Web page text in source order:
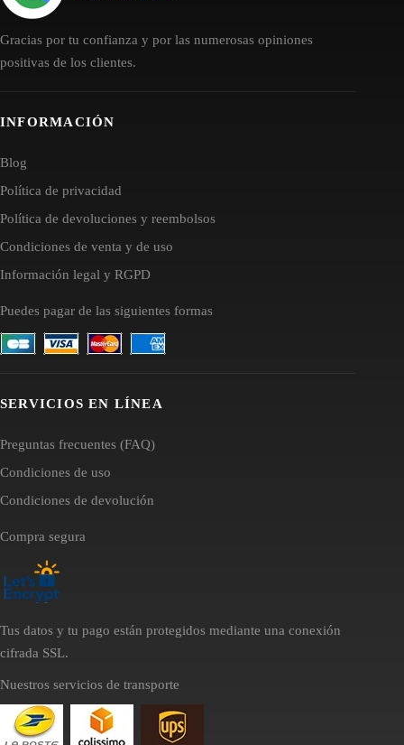
Gracias por tu confianza y por las numerosas opiniones
positivas de los clientes.
INFORMACIÓN
Blog
Política de privacidad
Política de devoluciones y reembolsos
Condiciones de venta y de uso
Información legal y RGPD
Puedes pagar de las siguientes formas
SERVICIOS EN LÍNEA
Preguntas frecuentes (FAQ)
Condiciones de uso
Condiciones de devolución
Compra segura
Tus datos y tu pago están protegidos mediante una conexión
cifrada SSL.
Nuestros servicios de transporte